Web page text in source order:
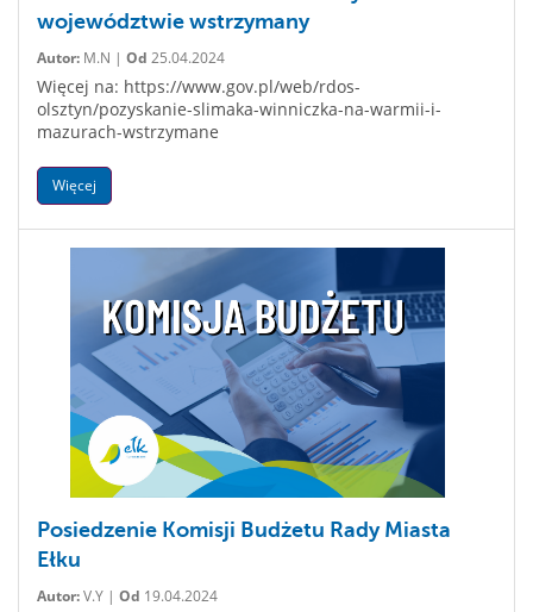
województwie wstrzymany
Autor: M.N | Od 25.04.2024
Więcej na: https://www.gov.pl/web/rdos-
olsztyn/pozyskanie-slimaka-winniczka-na-warmii-i-
mazurach-wstrzymane
Więcej
Posiedzenie Komisji Budżetu Rady Miasta
Ełku
Autor:V.Y | Od 19.04.2024